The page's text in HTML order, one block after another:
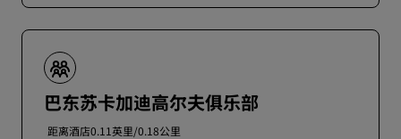
巴东苏卡加迪高尔夫俱乐部
距离酒店0.11英里/0.18公里